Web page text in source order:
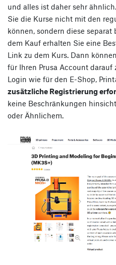
und alles ist daher sehr
Sie die Kurse nicht mit den
können, sondern diese
dem Kauf erhalten Sie eine
Link zu dem Kurs. Dann
für Ihren Prusa Account
Login wie für den E-Shop,
zusätzliche Registrierung
keine Beschränkungen
oder Ähnlichem.